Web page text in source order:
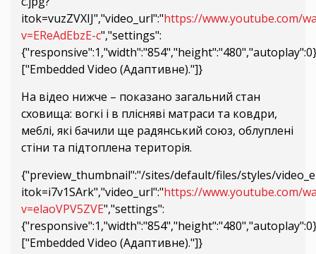
itok=vuzZVXIJ","video_url":"https://www.youtube.com/
v=EReAdEbzE-c","settings":
["Embedded Video (Адаптивне)."]}
На відео нижче – показано загальний стан
сховища: вогкі і в плісняві матраси та ковдри,
меблі, які бачили ще радянський союз, облуплені
стіни та підтоплена територія.
{"preview_thumbnail":"/sites/default/files/styles/
itok=i7v1SArk","video_url":"https://www.youtube.com/
v=elaoVPV5ZVE","settings":
["Embedded Video (Адаптивне)."]}